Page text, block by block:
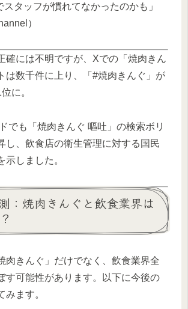
スタッフが慣れてなかったのかも」
）
確には不明ですが、Xでの「焼肉きん
は数千件に上り、「#焼肉きんぐ」が
に。
でも「焼肉きんぐ 嘔吐」の検索ボリ
し、飲食店の衛生管理に対する国民
示しました。
：焼肉きんぐと飲食業界は
肉きんぐ」だけでなく、飲食業界全
す可能性があります。以下に今後の
みます。